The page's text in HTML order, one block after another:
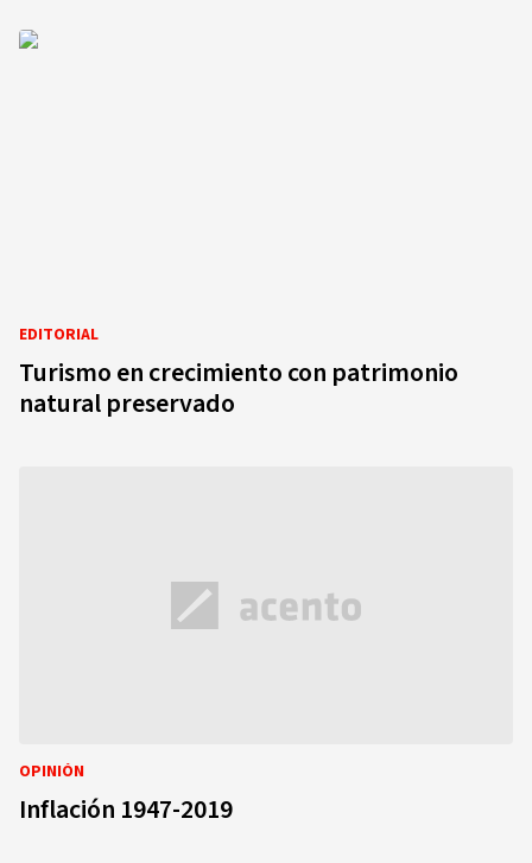
EDITORIAL
Turismo en crecimiento con patrimonio
natural preservado
OPINIÓN
Inflación 1947-2019